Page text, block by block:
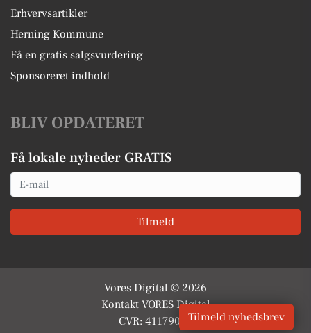
Erhvervsartikler
Herning Kommune
Få en gratis salgsvurdering
Sponsoreret indhold
BLIV OPDATERET
Få lokale nyheder GRATIS
Email
Tilmeld
Vores Digital © 2026
Kontakt VORES Digital
CVR: 41179082Tilmeld nyhedsbrev